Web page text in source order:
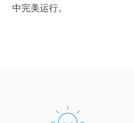
中完美运行。